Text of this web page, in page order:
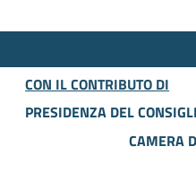
CON IL CONTRIBUTO DI
PRESIDENZA DEL
CAMERA